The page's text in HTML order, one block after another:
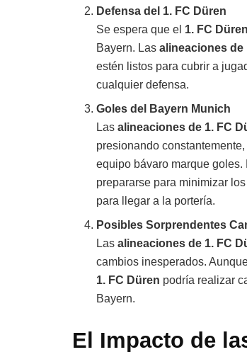
Defensa del 1. FC Düren
Se espera que el 1. FC Düren
Bayern. Lasalineaciones de
estén listos para cubrir a
cualquier defensa.
Goles del Bayern Munich
Lasalineaciones de 1. FC
presionando
equipo bávaro marque
prepararse para minimizar
para llegar a la portería.
Posibles Sorprendentes
Lasalineaciones de 1. FC
cambios inesperados.
1. FC Düren podría realizar
Bayern.
El Impacto de